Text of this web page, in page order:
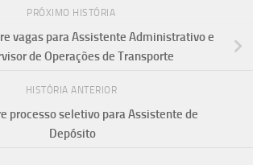
PRÓXIMO HISTÓRIA
vagas para Assistente Administrativo e
de Operações de Transporte
HISTÓRIA ANTERIOR
processo seletivo para Assistente de
Depósito